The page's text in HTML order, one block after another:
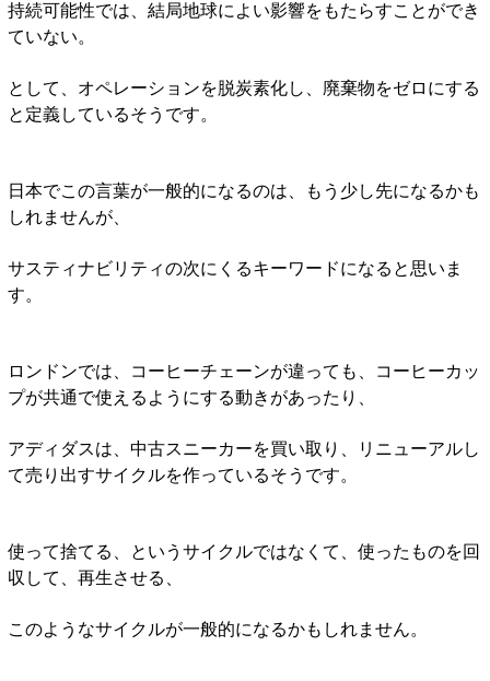
持続可能性では、結局地球によい影響をもたらすことができ
ていない。
として、オペレーションを脱炭素化し、廃棄物をゼロにする
と定義しているそうです。
日本でこの言葉が一般的になるのは、もう少し先になるかも
しれませんが、
サスティナビリティの次にくるキーワードになると思いま
す。
ロンドンでは、コーヒーチェーンが違っても、コーヒーカッ
プが共通で使えるようにする動きがあったり、
アディダスは、中古スニーカーを買い取り、リニューアルし
て売り出すサイクルを作っているそうです。
使って捨てる、というサイクルではなくて、使ったものを回
収して、再生させる、
このようなサイクルが一般的になるかもしれません。